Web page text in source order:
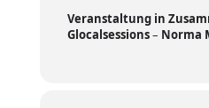
Veranstaltung in
Glocalsessions– Norma